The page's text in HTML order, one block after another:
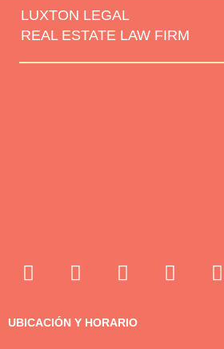
LUXTON LEGAL
REAL ESTATE LAW FIRM
UBICACIÓN Y HORARIO